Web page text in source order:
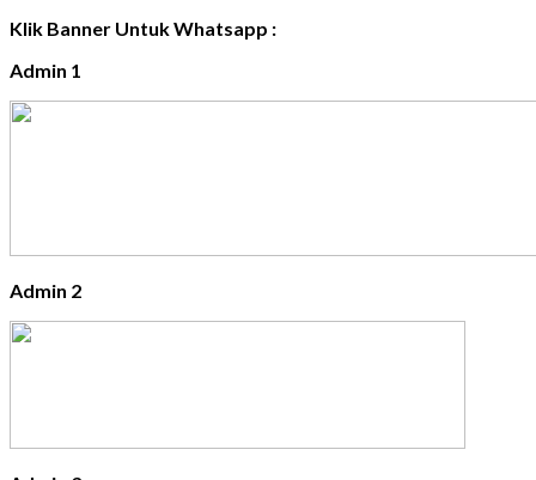
Klik Banner Untuk Whatsapp :
Admin 1
Admin 2